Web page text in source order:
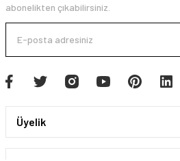
abonelikten çıkabilirsiniz.
Üyelik